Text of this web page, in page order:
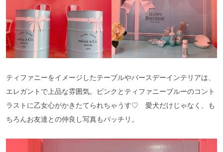
ティファニーをイメージしたテーブルやバースデーインテリアは、
エレガントで上品な雰囲気。ピンクとティファニーブルーのコント
ラストに乙女心がかきたてられちゃうす♡ 愛犬だけじゃなく、も
ちろんお友達との仲良し写真もバッチリ。